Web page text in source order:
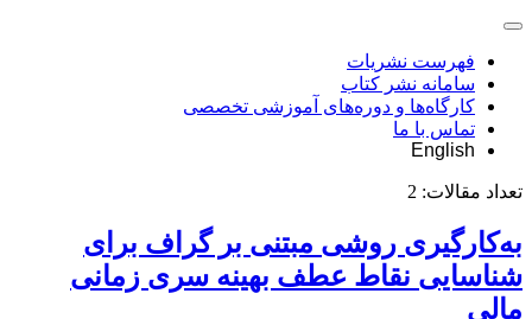
فهرست نشریات
سامانه نشر کتاب
کارگاه‌ها و دوره‌های آموزشی تخصصی
تماس با ما
English
تعداد مقالات: 2
به‌کارگیری روشی مبتنی بر گراف برای
شناسایی نقاط عطف بهینه سری زمانی
مالی